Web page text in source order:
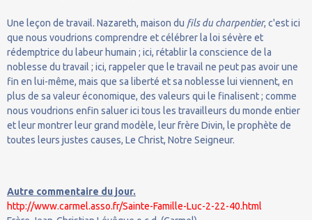
Une leçon de travail. Nazareth, maison du fils du charpentier, c'est ici
que nous voudrions comprendre et célébrer la loi sévère et
rédemptrice du labeur humain ; ici, rétablir la conscience de la
noblesse du travail ; ici, rappeler que le travail ne peut pas avoir une
fin en lui-même, mais que sa liberté et sa noblesse lui viennent, en
plus de sa valeur économique, des valeurs qui le finalisent ; comme
nous voudrions enfin saluer ici tous les travailleurs du monde entier
et leur montrer leur grand modèle, leur frère Divin, le prophète de
toutes leurs justes causes, Le Christ, Notre Seigneur.
Autre commentaire du jour.
http://www.carmel.asso.fr/Sainte-Famille-Luc-2-22-40.html